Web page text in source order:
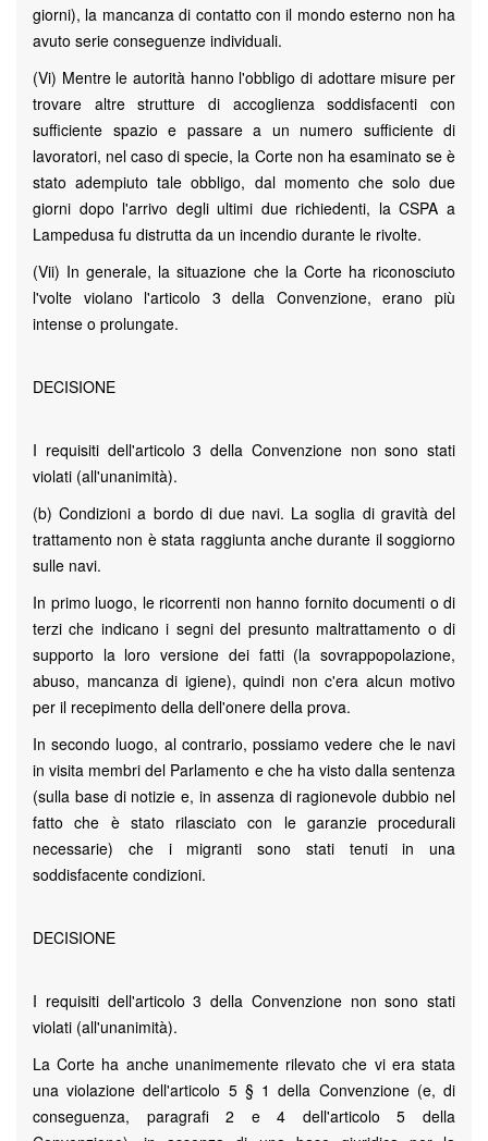
giorni), la mancanza di contatto con il mondo esterno non ha
avuto serie conseguenze individuali.
(Vi) Mentre le autorità hanno l'obbligo di adottare misure per
trovare altre strutture di accoglienza soddisfacenti con
sufficiente spazio e passare a un numero sufficiente di
lavoratori, nel caso di specie, la Corte non ha esaminato se è
stato adempiuto tale obbligo, dal momento che solo due
giorni dopo l'arrivo degli ultimi due richiedenti, la CSPA a
Lampedusa fu distrutta da un incendio durante le rivolte.
(Vii) In generale, la situazione che la Corte ha riconosciuto
l'volte violano l'articolo 3 della Convenzione, erano più
intense o prolungate.
DECISIONE
I requisiti dell'articolo 3 della Convenzione non sono stati
violati (all'unanimità).
(b) Condizioni a bordo di due navi. La soglia di gravità del
trattamento non è stata raggiunta anche durante il soggiorno
sulle navi.
In primo luogo, le ricorrenti non hanno fornito documenti o di
terzi che indicano i segni del presunto maltrattamento o di
supporto la loro versione dei fatti (la sovrappopolazione,
abuso, mancanza di igiene), quindi non c'era alcun motivo
per il recepimento della dell'onere della prova.
In secondo luogo, al contrario, possiamo vedere che le navi
in ​​visita membri del Parlamento e che ha visto dalla sentenza
(sulla base di notizie e, in assenza di ragionevole dubbio nel
fatto che è stato rilasciato con le garanzie procedurali
necessarie) che i migranti sono stati tenuti in una
soddisfacente condizioni.
DECISIONE
I requisiti dell'articolo 3 della Convenzione non sono stati
violati (all'unanimità).
La Corte ha anche unanimemente rilevato che vi era stata
una violazione dell'articolo 5 § 1 della Convenzione (e, di
conseguenza, paragrafi 2 e 4 dell'articolo 5 della